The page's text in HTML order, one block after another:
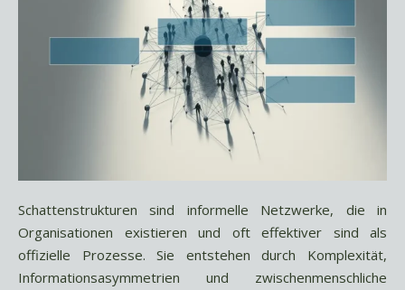
Schattenstrukturen sind informelle Netzwerke, die in
Organisationen existieren und oft effektiver sind als
offizielle Prozesse. Sie entstehen durch Komplexität,
Informationsasymmetrien und zwischenmenschliche